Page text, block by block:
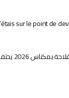
sur le point de
يحتفي بالبرتغال ضيف شرف